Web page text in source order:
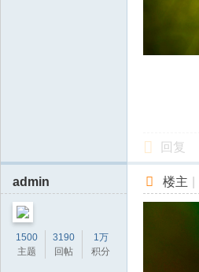
回复
admin
1500
主题
3190
回帖
1万
积分
楼主